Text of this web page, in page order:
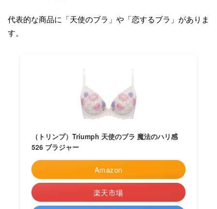
代表的な商品に「天使のブラ」や「恋するブラ」がありま
す。
（トリンプ）Triumph 天使のブラ 魔法のハリ感
526 ブラジャー
Amazon
楽天市場